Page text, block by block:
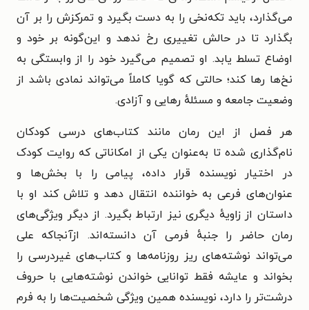
می‌گذارد، باید تکه‌نخی را به دست بگیرد و تمرکزش را بر آن
بگذارد تا در حالش تغییری رخ ندهد و این‌گونه بر خود و
اوضاع تسلط یابد. او تصمیم می‌گیرد خود را از وابستگی به
نخ‌ها رها کند؛ حالتی که گویا کاملاً می‌تواند نمادی باشد از
وضعیت جامعه و مسئلهٔ رهایی و آزادی.
هر فصل از این رمان مانند کتاب‌های درسی کودکان
نام‌گذاری شده تا به‌عنوان یکی از امکاناتی که روایت کودک
در اختیار نویسنده قرار داده، پیامی را با بخش‌ها و
عنوان‌های فرعی به خواننده انتقال دهد و تلاش کند او با
داستان از زاویهٔ دیگری نیز ارتباط بگیرد. از دیگر ویژگی‌های
رمان حاضر را جنبهٔ فرمی آن دانسته‌اند. ازآنجاکه علی
می‌تواند نوشته‌های ریز روزنامه‌ها و کتاب‌های غیردرسی را
بخواند و عایشه فقط توانایی خواندن نوشته‌هایی با حروف
درشت‌تر را دارد، نویسنده همین ویژگی شخصیت‌ها را به فرم